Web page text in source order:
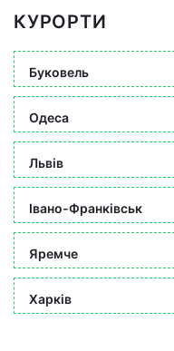
КУРОРТИ
Буковель
Одеса
Львів
Івано-Франківськ
Яремче
Харків